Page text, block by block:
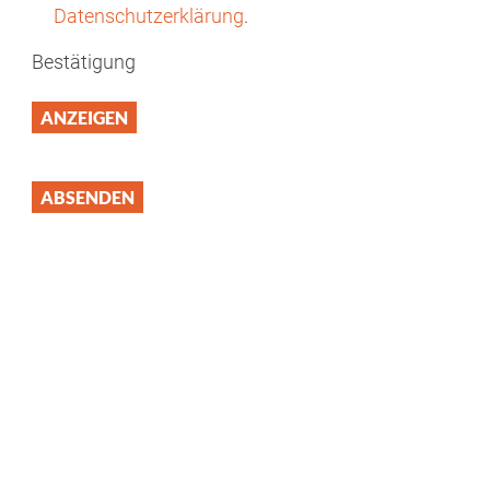
Datenschutzerklärung.
Bestätigung
ANZEIGEN